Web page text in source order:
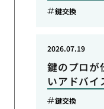
鍵交換
鍵のプロが
いアドバイ
2026.07.19
鍵交換